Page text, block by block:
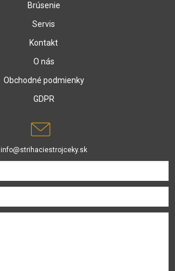
Brúsenie
Servis
Kontakt
O nás
Obchodné podmienky
GDPR
info@strihaciestrojceky.sk